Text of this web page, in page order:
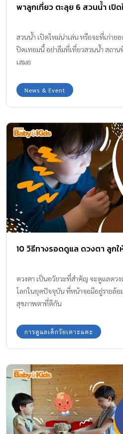
พาลูกเที่ยว ตะลุย 6 สวนน้ำ เ
สวนน้ำ เปิดใหม่น่าเล่น หรือจะที่เก่าย
ปิดเทอมนี้ อย่าลืมที่เที่ยวสวนน้ำ สถาน
เสมอ
News & Event
10 วิธีทางรอดดูแล ดวงตา ลูก
ดวงตา เป็นอวัยวะที่สำคัญ จะดูแลดวง
โลกในยุคปัจจุบัน ที่หน้าจอมีอยู่รายล้อ
สุขภาพตาที่ดีกัน
การดูแลเด็กวัยเตาะแตะ